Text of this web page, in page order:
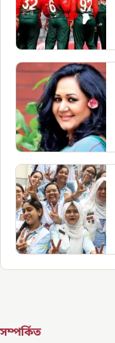
সম্পর্কিত